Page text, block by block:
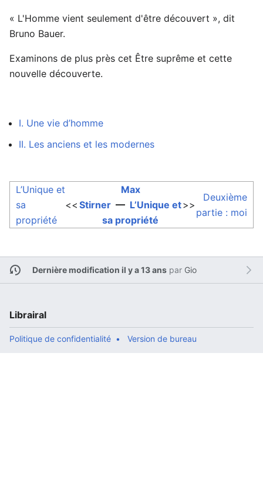
« L'Homme vient seulement d'être découvert », dit
Bruno Bauer.
Examinons de plus près cet Être suprême et cette
nouvelle découverte.
I. Une vie d’homme
II. Les anciens et les modernes
L’Unique et
sa
propriété
<<
Max
Stirner — L’Unique et
sa propriété
>>
Deuxième
partie : moi
Dernière modification il y a 13 anspar Gio
Librairal
Politique de confidentialité Version de bureau